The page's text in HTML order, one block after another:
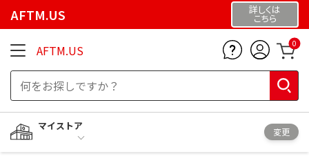
AFTM.US 詳しくは
こちら
AFTM.US 0
マイストア
変更